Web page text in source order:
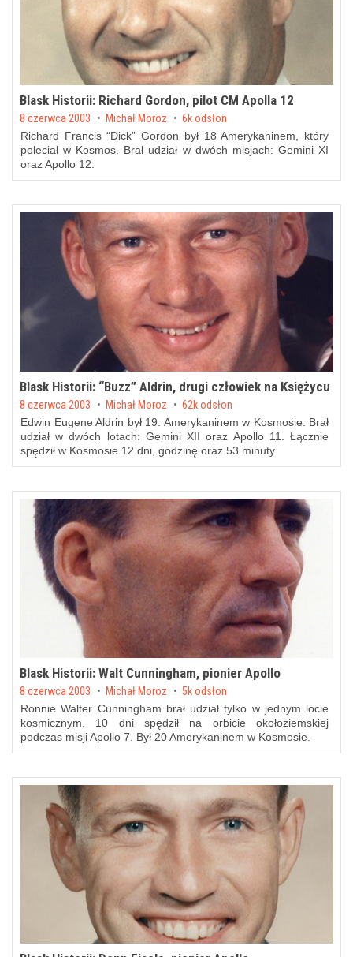
Blask Historii: Richard Gordon, pilot CM Apolla 12
Posted on
8 czerwca 2003 by Michał Moroz 6k odsłon
Richard Francis “Dick” Gordon był 18 Amerykaninem, który
poleciał w Kosmos. Brał udział w dwóch misjach: Gemini XI
oraz Apollo 12.
Blask Historii: “Buzz” Aldrin, drugi człowiek na Księżycu
Posted on
8 czerwca 2003 by Michał Moroz 62k odsłon
Edwin Eugene Aldrin był 19. Amerykaninem w Kosmosie. Brał
udział w dwóch lotach: Gemini XII oraz Apollo 11. Łącznie
spędził w Kosmosie 12 dni, godzinę oraz 53 minuty.
Blask Historii: Walt Cunningham, pionier Apollo
Posted on
8 czerwca 2003 byMichał Moroz 5k odsłon
Ronnie Walter Cunningham brał udział tylko w jednym locie
kosmicznym. 10 dni spędził na orbicie okołoziemskiej
podczas misji Apollo 7. Był 20 Amerykaninem w Kosmosie.